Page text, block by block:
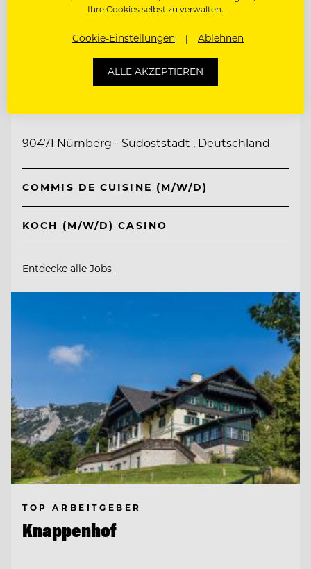
TOP ARBEITGEBER
90471 Nürnberg - Südoststadt , Deutschland
COMMIS DE CUISINE (M/W/D)
KOCH (M/W/D) CASINO
Entdecke alle Jobs
TOP ARBEITGEBER
Knappenhof
Ihre Cookies selbst zu verwalten.
Cookie-Einstellungen Ablehnen
ALLE AKZEPTIEREN